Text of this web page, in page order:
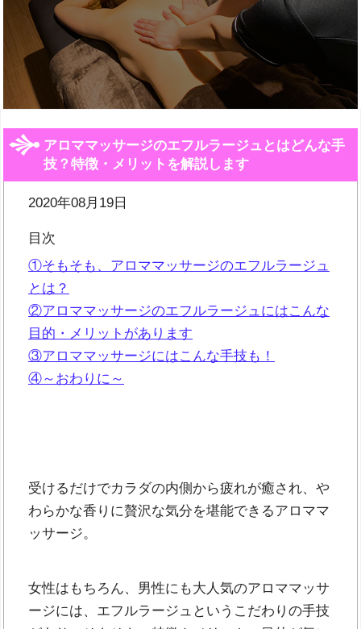
アロママッサージのエフルラージュとはどんな手
技？特徴・メリットを解説します
2020年08月19日
目次
①そもそも、アロママッサージのエフルラージュ
とは？
②アロママッサージのエフルラージュにはこんな
目的・メリットがあります
③アロママッサージにはこんな手技も！
④～おわりに～
受けるだけでカラダの内側から疲れが癒され、や
わらかな香りに贅沢な気分を堪能できるアロママ
ッサージ。
女性はもちろん、男性にも大人気のアロママッサ
ージには、エフルラージュというこだわりの手技